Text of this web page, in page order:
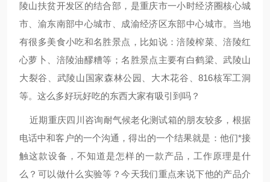
陵山扶贫开发区的结合部，是重庆市一小时经济圈核心城
市、渝东南部中心城市、
成渝经济区东部中心城市。当地
有很多美食小吃和名胜景点，比如说：涪陵榨菜、涪陵红
心萝卜
涪陵油醪糟等；名胜景点主要有白鹤梁、武陵山
大裂谷、 武陵山国家森林公园
、大木花谷、816核军工洞
等。这么多好玩好吃的东西大家有吸引到吗？
近期重庆四川咨询耐气候老化测试箱的朋友较多，根据
电话中和客户的一个沟通，得出的一个结果就是：他们*接
触这款设备，不知道是怎样的一款产品，工作原理是什
么？可以做什么实验等？今天我们重点来说下他的产品介